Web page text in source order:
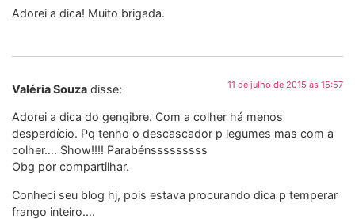
Adorei a dica! Muito brigada.
Valéria Souza disse: 11 de julho de 2015 às 15:57
Adorei a dica do gengibre. Com a colher há menos
desperdício. Pq tenho o descascador p legumes mas com a
colher…. Show!!!! Parabénsssssssss
Obg por compartilhar.
Conheci seu blog hj, pois estava procurando dica p temperar
frango inteiro….